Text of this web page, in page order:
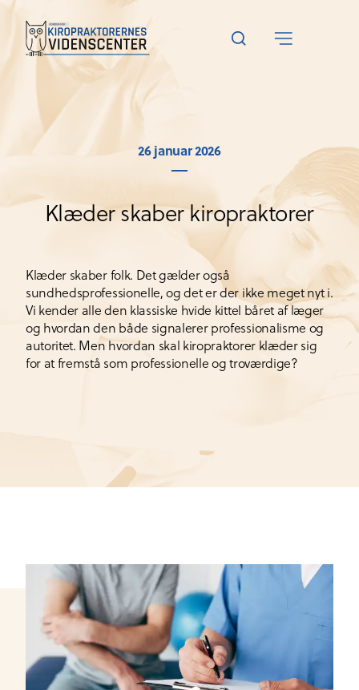
26 januar 2026
Klæder skaber kiropraktorer
Klæder skaber folk. Det gælder også
sundhedsprofessionelle, og det er der ikke meget nyt i.
Vi kender alle den klassiske hvide kittel båret af læger
og hvordan den både signalerer professionalisme og
autoritet. Men hvordan skal kiropraktorer klæder sig
for at fremstå som professionelle og troværdige?